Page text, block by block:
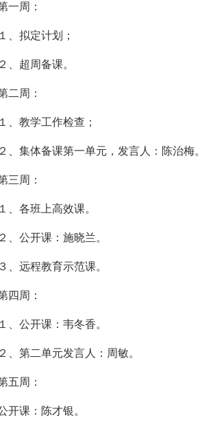
一周：
１、拟定计划；
２、超周备课。
二周：
１、教学工作检查；
２、集体备课第一单元，发言人：陈治梅。
三周：
１、各班上高效课。
２、公开课：施晓兰。
３、远程教育示范课。
四周：
１、公开课：韦冬香。
２、第二单元发言人：周敏。
五周：
开课：陈才银。